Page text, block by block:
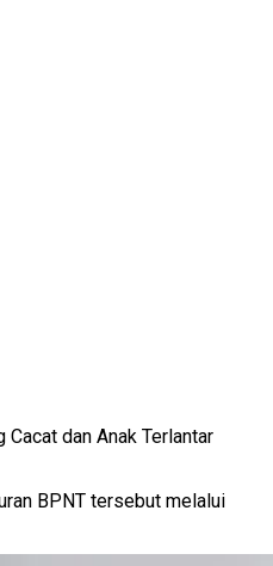
dan Anak Terlantar
BPNT tersebut melalui